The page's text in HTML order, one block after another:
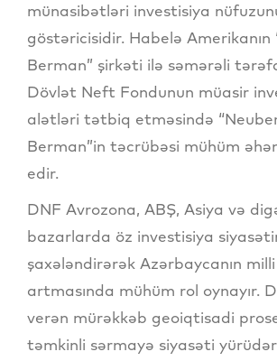
münasibətləri investisiya
göstəricisidir. Habelə Amerikanın
Berman” şirkəti ilə səmərəli
Dövlət Neft Fondunun müasir
alətləri tətbiq etməsində
Berman”in təcrübəsi mühüm
edir.
DNF Avrozona, ABŞ, Asiya və
bazarlarda öz investisiya
şaxələndirərək Azərbaycanın
artmasında mühüm rol oynayır.
verən mürəkkəb geoiqtisadi
təmkinli sərmayə siyasəti